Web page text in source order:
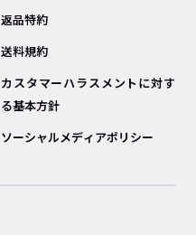
返品特約
送料規約
カスタマーハラスメントに対す
る基本方針
ソーシャルメディアポリシー